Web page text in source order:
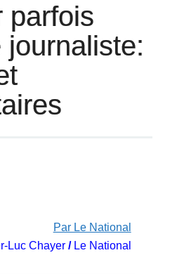
parfois
journaliste:
Par Le National
Luc Chayer/Le National